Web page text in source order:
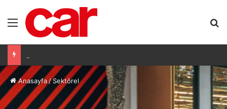
Menü
Anasayfa/Sektörel